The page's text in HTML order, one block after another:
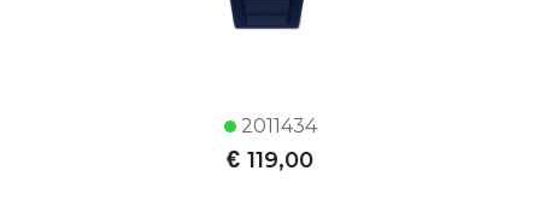
2011434
€ 119,00